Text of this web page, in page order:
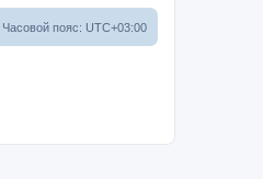
Часовой пояс: UTC+03:00